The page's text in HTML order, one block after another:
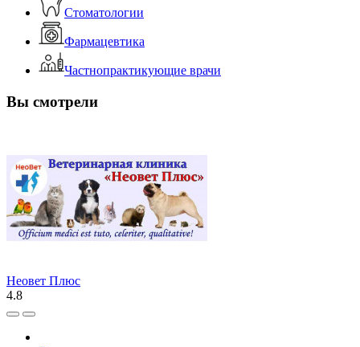
Стоматологии
Фармацевтика
Частнопрактикующие врачи
Вы смотрели
Неовет Плюс
4.8